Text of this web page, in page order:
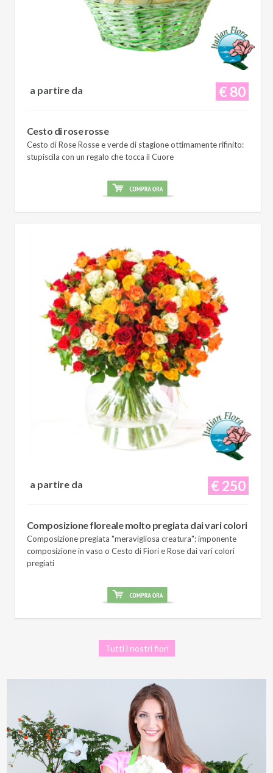
€ 80
a partire da
Cesto di rose rosse
Cesto di Rose Rosse e verde di stagione ottimamente rifinito:
stupiscila con un regalo che tocca il Cuore
€ 250
a partire da
Composizione floreale molto pregiata dai vari colori
Composizione pregiata "meravigliosa creatura": imponente
composizione in vaso o Cesto di Fiori e Rose dai vari colori
pregiati
Tutti i nostri fiori